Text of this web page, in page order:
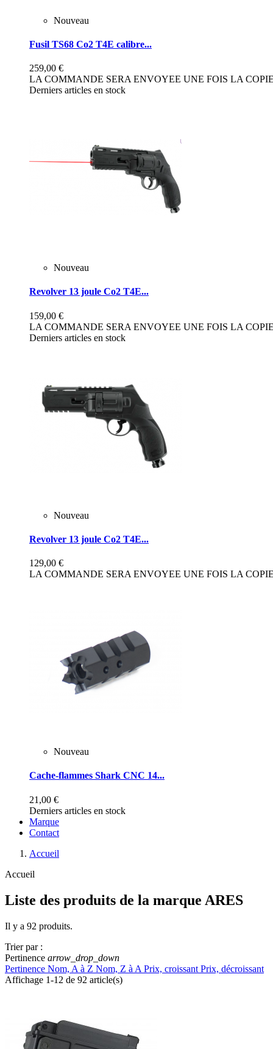
Nouveau
Fusil TS68 Co2 T4E calibre...
259,00 €
LA COMMANDE SERA ENVOYEE UNE FOIS LA
Derniers articles en stock
Nouveau
Revolver 13 joule Co2 T4E...
159,00 €
LA COMMANDE SERA ENVOYEE UNE FOIS LA
Derniers articles en stock
Nouveau
Revolver 13 joule Co2 T4E...
129,00 €
LA COMMANDE SERA ENVOYEE UNE FOIS LA
Nouveau
Cache-flammes Shark CNC 14...
21,00 €
Derniers articles en stock
Marque
Contact
Accueil
Accueil
Liste des produits de la marque ARES
Il y a 92 produits.
Trier par :
Pertinence arrow_drop_down
Pertinence Nom, A à Z Nom, Z à A Prix, croissant Prix, décroissant
Affichage 1-12 de 92 article(s)